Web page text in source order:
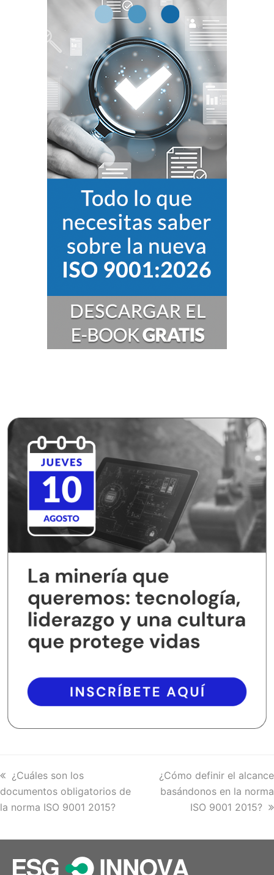
previous
post:
¿Cuáles son los
documentos obligatorios de
la norma ISO 9001 2015?
next
post:
¿Cómo definir el alcance
basándonos en la norma
ISO 9001 2015?